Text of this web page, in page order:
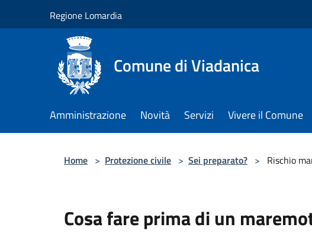
Regione Lomardia
Comune di Viadanica
Amministrazione Novità Servizi Vivere il Comune
Home > Protezione civile > Sei preparato? > Rischio
Cosa fare prima di un